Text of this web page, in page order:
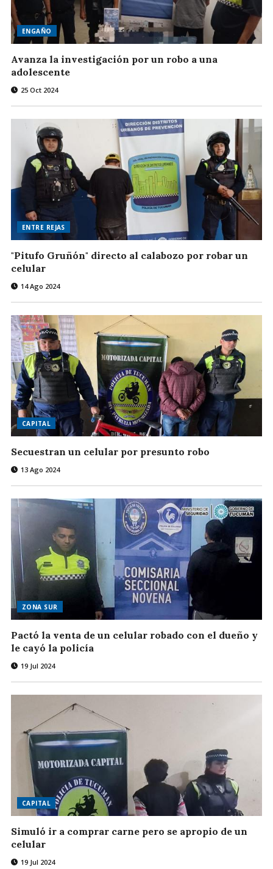
ENGAÑO
Avanza la investigación por un robo a una
adolescente
25 Oct 2024
ENTRE REJAS
"Pitufo Gruñón" directo al calabozo por robar un
celular
14 Ago 2024
CAPITAL
Secuestran un celular por presunto robo
13 Ago 2024
ZONA SUR
Pactó la venta de un celular robado con el dueño y
le cayó la policía
19 Jul 2024
CAPITAL
Simuló ir a comprar carne pero se apropio de un
celular
19 Jul 2024